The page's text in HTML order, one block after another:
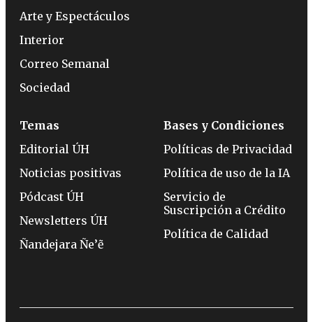
Arte y Espectáculos
Interior
Correo Semanal
Sociedad
Temas
Editorial ÚH
Noticias positivas
Pódcast ÚH
Newsletters ÚH
Ñandejara Ñe’ẽ
Bases y Condiciones
Políticas de Privacidad
Política de uso de la IA
Servicio de
Suscripción a Crédito
Política de Calidad